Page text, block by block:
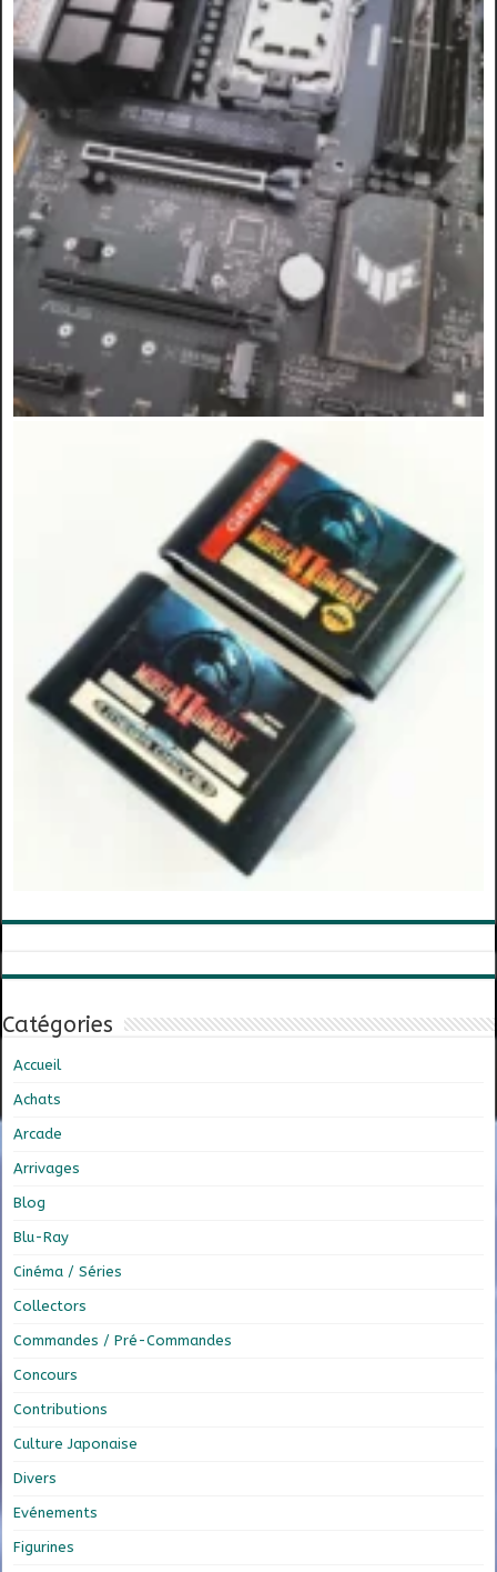
Catégories
Accueil
Achats
Arcade
Arrivages
Blog
Blu-Ray
Cinéma / Séries
Collectors
Commandes / Pré-Commandes
Concours
Contributions
Culture Japonaise
Divers
Evénements
Figurines